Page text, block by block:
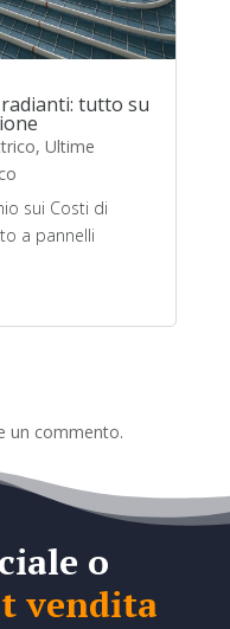
tutto su
, Ultime
sui Costi di
a pannelli
un commento.
o
vendita